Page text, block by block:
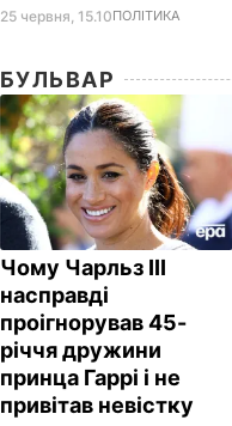
25 червня, 15.10ПОЛІТИКА
БУЛЬВАР
Чому Чарльз III
насправді
проігнорував 45-
річчя дружини
принца Гаррі і не
привітав невістку